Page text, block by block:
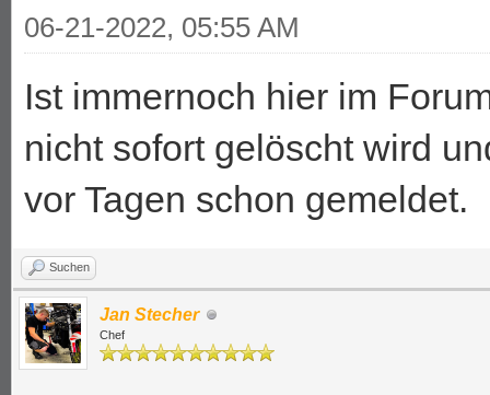
06-21-2022, 05:55 AM
Ist immernoch hier im
nicht sofort gelöscht wird
vor Tagen schon gemeldet.
Suchen
Jan Stecher
Chef